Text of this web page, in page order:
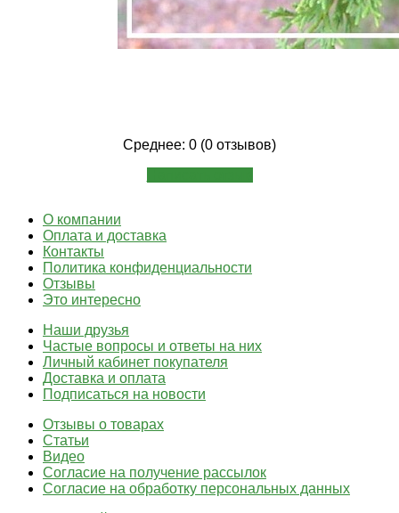
Среднее: 0 (0 отзывов)
О компании
Оплата и доставка
Контакты
Политика конфиденциальности
Отзывы
Это интересно
Наши друзья
Частые вопросы и ответы на них
Личный кабинет покупателя
Доставка и оплата
Подписаться на новости
Отзывы о товарах
Статьи
Видео
Согласие на получение рассылок
Согласие на обработку персональных данных